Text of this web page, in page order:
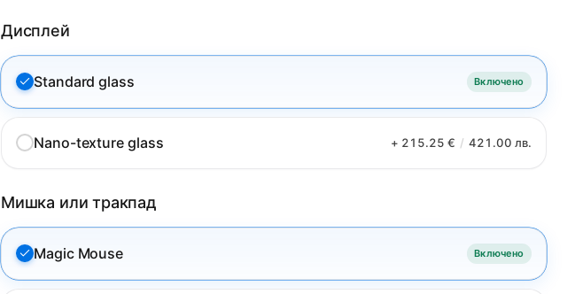
Дисплей
Standard glass Включено
Nano-texture glass + 215.25 € / 421.00 лв.
Мишка или тракпад
Magic Mouse Включено